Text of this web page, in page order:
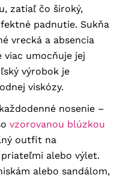
zatiaľ čo široký,
padnutie. Sukňa
vrecká a absencia
viac umocňuje jej
výrobok je
viskózy.
nosenie –
vzorovanou blúzkou
outfit na
alebo výlet.
alebo sandálom,